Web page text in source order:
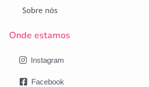
Sobre nós
Onde estamos
Instagram
Facebook